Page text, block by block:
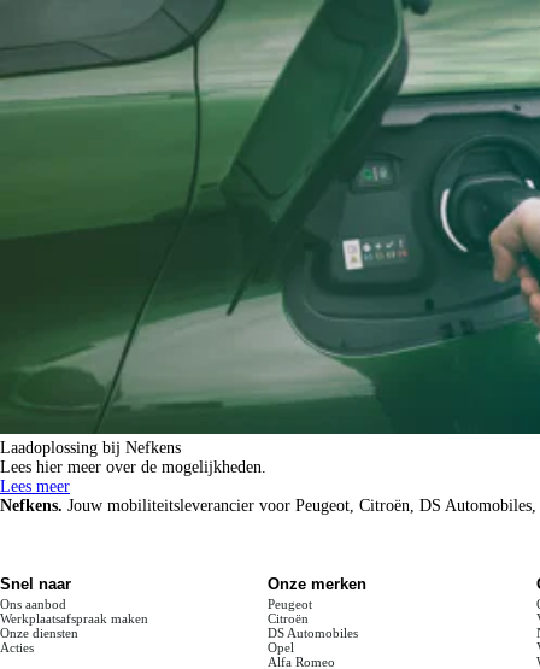
Laadoplossing bij Nefkens
Lees hier meer over de mogelijkheden.
Lees meer
Nefkens. Jouw mobiliteitsleverancier voor Peugeot, Citroën, DS
Snel naar
Ons aanbod
Werkplaatsafspraak maken
Onze diensten
Acties
Onze merken
Peugeot
Citroën
DS Automobiles
Opel
Alfa Romeo